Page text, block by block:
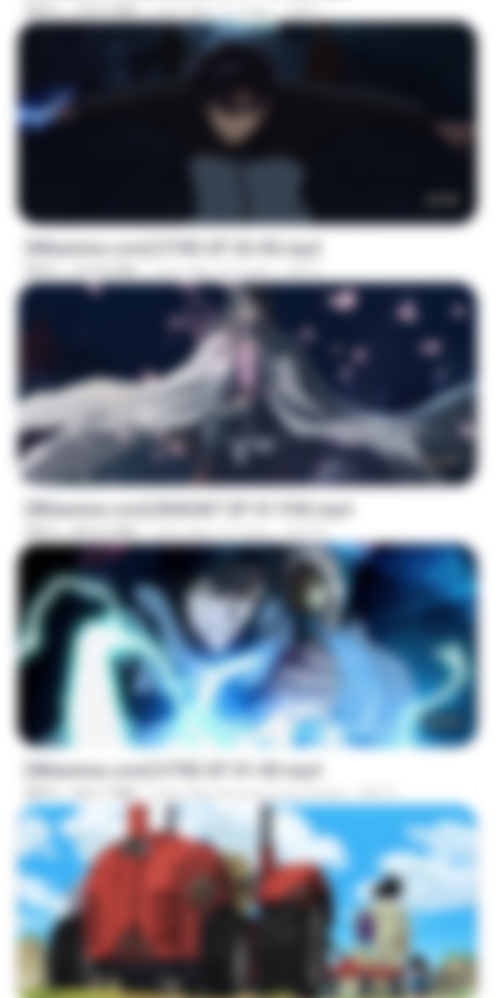
MP4 154.5 MB cách đây 11 ngày GRET
[Witanime.com] DTRD EP 02 HD.mp4
MP4 319.8 MB cách đây 23 ngày DRTY
[Witanime.com] BSKHKT EP 01 FHD.mp4
MP4 853.0 MB cách đây 13 ngày BLITR
[Witanime.com] DTRD EP 01 HD.mp4
MP4 262.7 MB cách đây khoảng một tháng DRTY